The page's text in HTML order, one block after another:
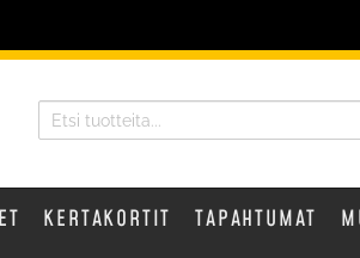
KERTAKORTIT TAPAHTUMAT